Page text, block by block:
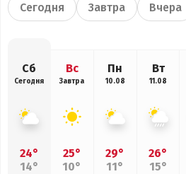
Сегодня Завтра Вчера
Сб
Сегодня
24°
14°
Вс
Завтра
25°
10°
Пн
10.08
29°
11°
Вт
11.08
26°
15°